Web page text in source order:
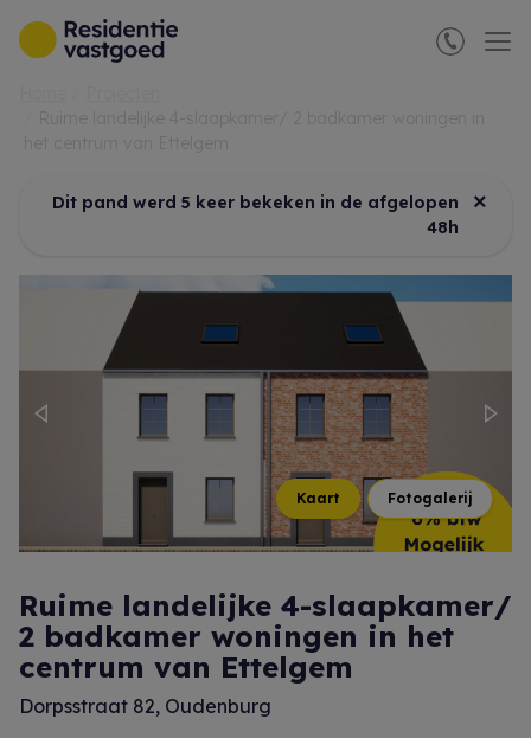
Menu overslaan en naar de inhoud gaan
Dit pand werd 5 keer bekeken in de afgelopen
48h
×
Previous
Fotogalerij
Kaart
Ruime landelijke 4-slaapkamer/
2 badkamer woningen in het
centrum van Ettelgem
Dorpsstraat 82, Oudenburg